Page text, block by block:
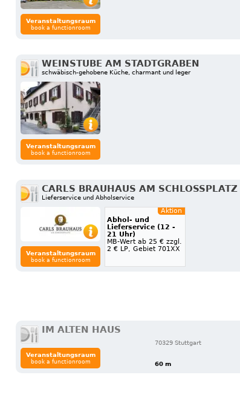
Veranstaltungsraum
book a functionroom
WEINSTUBE AM STADTGRABEN
schwäbisch-gehobene Küche, charmant und leger
Veranstaltungsraum
book a functionroom
CARLS BRAUHAUS AM SCHLOSSPLATZ
Lieferservice und Abholservice
Veranstaltungsraum
book a functionroom
Aktion
Abhol- und
Lieferservice (12 -
21 Uhr)
MB-Wert ab 25 € zzgl.
2 € LP, Gebiet 701XX
IM ALTEN HAUS
70329 Stuttgart
60 m
Veranstaltungsraum
book a functionroom